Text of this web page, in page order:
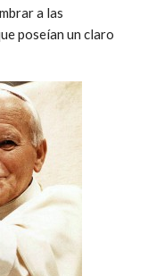
a las
poseían un claro